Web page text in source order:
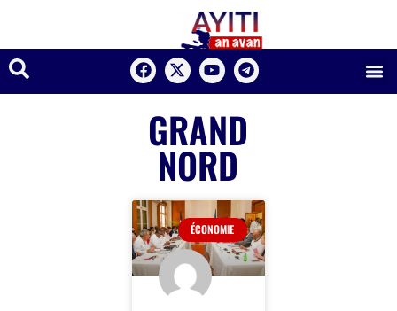
GRAND
NORD
ÉCONOMIE